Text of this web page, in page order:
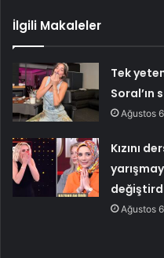
İlgili Makaleler
Tek
Soral’ın
Ağustos
Kızını
Ağustos